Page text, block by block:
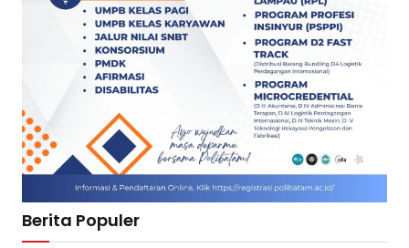
Berita Populer